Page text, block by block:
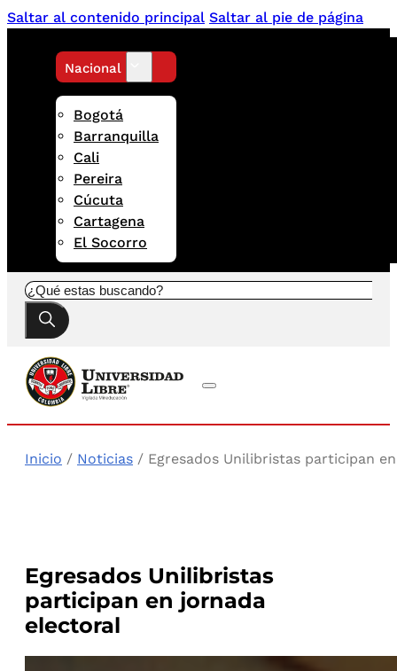
Saltar al contenido principal Saltar al pie de página
Nacional
Bogotá
Barranquilla
Cali
Pereira
Cúcuta
Cartagena
El Socorro
Buscar
Inicio / Noticias / Egresados Unilibristas participan
Egresados Unilibristas
participan en jornada
electoral